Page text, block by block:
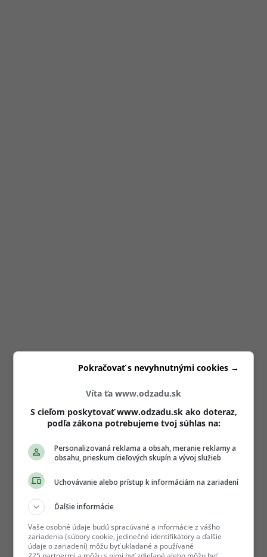
Víta ťa www.odzadu.sk
S cieľom poskytovať www.odzadu.sk ako doteraz,
podľa zákona potrebujeme tvoj súhlas na:
Personalizovaná reklama a obsah, meranie reklamy a
obsahu, prieskum cieľových skupín a vývoj služieb
Uchovávanie alebo prístup k informáciám na zariadení
Ďalšie informácie
Vaše osobné údaje budú spracúvané a informácie z vášho
zariadenia (súbory cookie, jedinečné identifikátory a ďalšie
údaje o zariadení) môžu byť ukladané a používané
Pokračovať s nevyhnutnými cookies →